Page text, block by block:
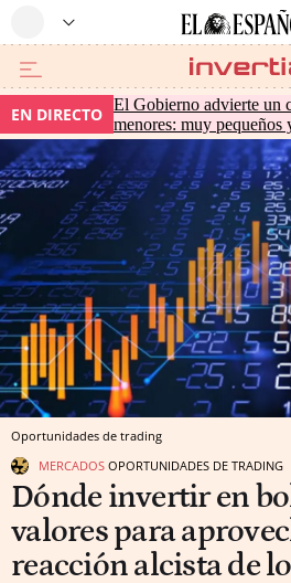
EN DIRECTO El Gobierno advierte un
menores: muy pequeños
Oportunidades de trading
MERCADOS OPORTUNIDADES DE TRADING
Dónde invertir en
valores para
reacción alcista de